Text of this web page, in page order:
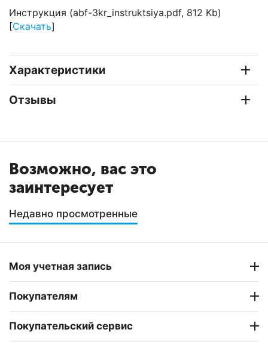
Инструкция (abf-3kr_instruktsiya.pdf, 812 Kb)
[Скачать]
Характеристики
Отзывы
Возможно, вас это
заинтересует
Недавно просмотренные
Моя учетная запись
Покупателям
Покупательский сервис